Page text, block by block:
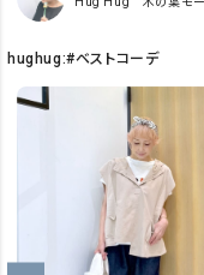
hughug:#ベストコーデ